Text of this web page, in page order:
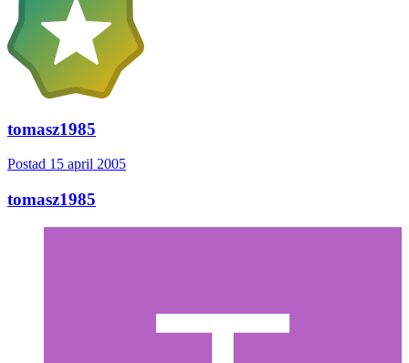
tomasz1985
Postad 15 april 2005
tomasz1985